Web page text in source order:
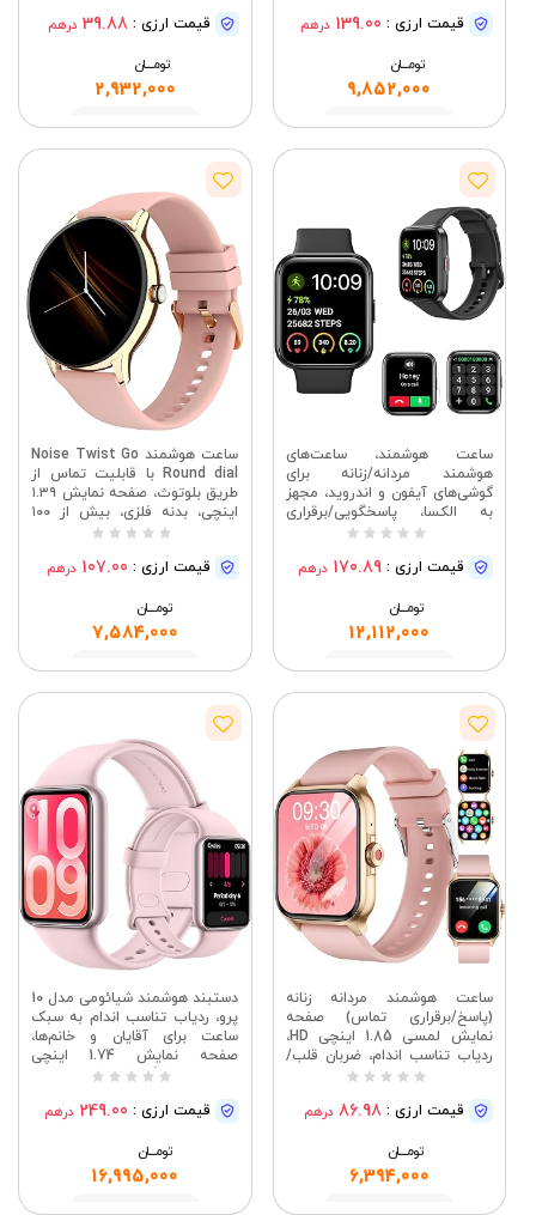
ضربان قلب/خواب/SPO2، ردیاب
قیمت ارزی : 139.00 درهم
تومــــــان
9,852,000
مشاهده
گوشی‌های اندروید/آیفون (مشکی)
قیمت ارزی : 39.88 درهم
تومــــــان
2,932,000
مشاهده
ساعت هوشمند، ساعت‌های
هوشمند مردانه/زنانه برای
گوشی‌های آیفون و اندروید، مجهز
به الکسا، پاسخگویی/برقراری
خواب، ردیاب‌های فعالیت ضد آب
قیمت ارزی : 170.89 درهم
تومــــــان
12,112,000
مشاهده
ساعت هوشمند Noise Twist Go
Round dial با قابلیت تماس از
طریق بلوتوث، صفحه نمایش ۱.۳۹
اینچی، بدنه فلزی، بیش از ۱۰۰
(SpO2)، پایش ضربان قلب ۲۴
قیمت ارزی : 107.00 درهم
تومــــــان
7,584,000
مشاهده
ساعت هوشمند مردانه زنانه
(پاسخ/برقراری تماس) صفحه
نمایش لمسی 1.85 اینچی HD،
ردیاب تناسب اندام، ضربان قلب/
خواب/نظارت بر اکسیژن خون،
هوشمند ضد آب IP68 برای
قیمت ارزی : 86.98 درهم
تومــــــان
6,394,000
دستبند هوشمند شیائومی مدل 10
پرو، ردیاب تناسب اندام به سبک
ساعت برای آقایان و خانم‌ها،
صفحه نمایش 1.74 اینچی
AMOLED، الگوریتم خواب ارتقا
و iOS، بیش از 150 حالت ورزشی،
قیمت ارزی : 249.00 درهم
تومــــــان
16,995,000